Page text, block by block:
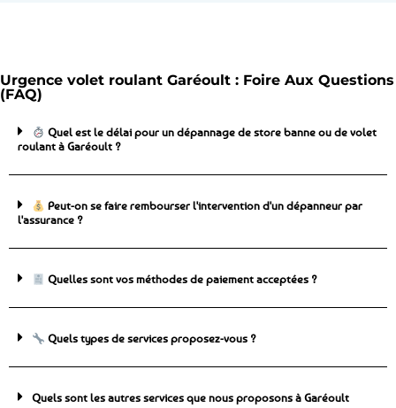
Urgence volet roulant Garéoult : Foire Aux Questions
(FAQ)
Quel est le délai pour un dépannage de store banne ou de volet
roulant à Garéoult ?
Peut-on se faire rembourser l'intervention d'un dépanneur par
l'assurance ?
Quelles sont vos méthodes de paiement acceptées ?
Quels types de services proposez-vous ?
Quels sont les autres services que nous proposons à Garéoult